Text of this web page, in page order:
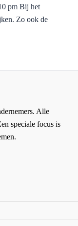
pm Bij het
Zo ook de
Alle
speciale focus is